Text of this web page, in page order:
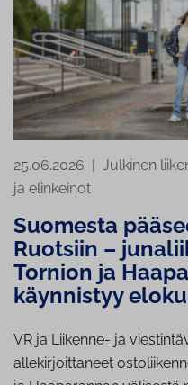
25.06.2026 | Julkinen
ja elinkeinot
Suomesta
Ruotsiin –
Tornion ja
käynnistyy
VR ja Liikenne- ja
allekirjoittaneet